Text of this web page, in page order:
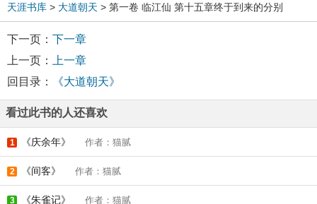
天涯书库 > 大道朝天 > 第一卷 临江仙 第十五章终于到来的分别
下一页： 下一章
上一页：
上一章
回目录：
《大道朝天》
看过此书的人还喜欢
1 《庆余年》 作者：猫腻
2 《间客》 作者：猫腻
3 《朱雀记》 作者：猫腻